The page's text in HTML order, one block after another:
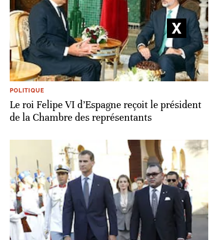
POLITIQUE
Le roi Felipe VI d’Espagne reçoit le président
de la Chambre des représentants